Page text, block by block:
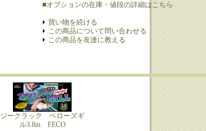
■オプションの在庫・値段の詳細はこちら
買い物を続ける
この商品について問い合わせる
この商品を友達に教える
ジークラック ベローズギ
ル3.8in FECO